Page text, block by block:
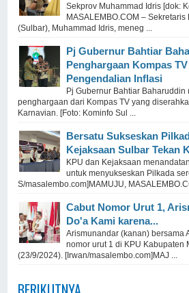
Sekprov Muhammad Idris [dok:
MASALEMBO.COM –
(Sulbar), Muhammad Idris, meneg ...
Pj Gubernur Bahtiar
Penghargaan Kompas
Pengendalian Inflasi
Pj Gubernur Bahtiar Baharuddin
penghargaan dari Kompas TV yang
Karnavian. [Foto: Kominfo Sul ...
Bersatu Sukseskan
Kejaksaan Sulbar Tekan
KPU dan Kejaksaan
untuk menyukseskan Pilkada
S/masalembo.com]MAMUJU,
Cabut Nomor Urut 1,
Do'a Kami karena...
Arismunandar (kanan) bersama
nomor urut 1 di KPU Kabupaten
(23/9/2024). [Irwan/masalembo.com]MAJ ...